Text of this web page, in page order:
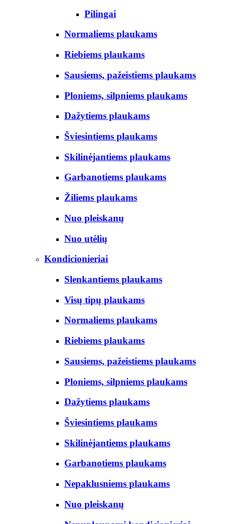
Pilingai
Normaliems plaukams
Riebiems plaukams
Sausiems, pažeistiems plaukams
Ploniems, silpniems plaukams
Dažytiems plaukams
Šviesintiems plaukams
Skilinėjantiems plaukams
Garbanotiems plaukams
Žiliems plaukams
Nuo pleiskanų
Nuo utėlių
Kondicionieriai
Slenkantiems plaukams
Visų tipų plaukams
Normaliems plaukams
Riebiems plaukams
Sausiems, pažeistiems plaukams
Ploniems, silpniems plaukams
Dažytiems plaukams
Šviesintiems plaukams
Skilinėjantiems plaukams
Garbanotiems plaukams
Nepaklusniems plaukams
Nuo pleiskanų